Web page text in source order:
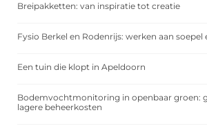
Breipakketten: van inspiratie tot creatie
Fysio Berkel en Rodenrijs: werken aan
Een tuin die klopt in Apeldoorn
Bodemvochtmonitoring in openbaar groen:
lagere beheerkosten